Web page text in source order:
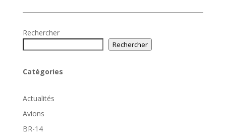
Rechercher
Rechercher
Catégories
Actualités
Avions
BR-14